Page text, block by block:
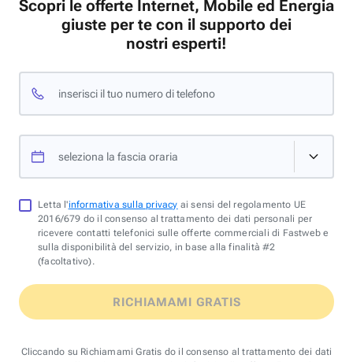
Scopri le offerte Internet, Mobile ed Energia
giuste per te con il supporto dei
nostri esperti!
inserisci il tuo numero di telefono
seleziona la fascia oraria
Letta l'informativa sulla privacy ai sensi del regolamento UE
2016/679 do il consenso al trattamento dei dati personali per
ricevere contatti telefonici sulle offerte commerciali di Fastweb e
sulla disponibilità del servizio, in base alla finalità #2
(facoltativo).
RICHIAMAMI GRATIS
Cliccando su Richiamami Gratis do il consenso al trattamento dei dati